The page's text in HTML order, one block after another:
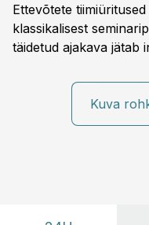
Ettevõtete
klassikalisest
täidetud ajakava jätab
räägitakse, miks
kus keskkond ise
tuua ning looks
Kuva